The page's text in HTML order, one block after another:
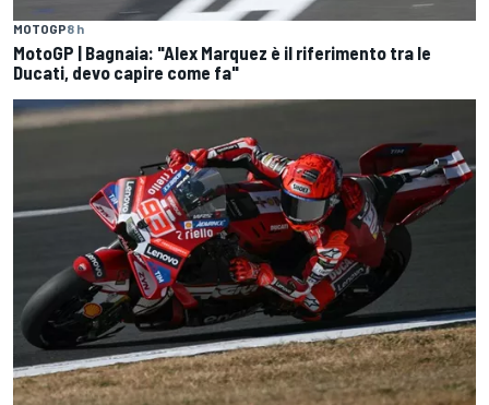
MOTOGP8 h
MotoGP | Bagnaia: "Alex Marquez è il riferimento tra le
Ducati, devo capire come fa"